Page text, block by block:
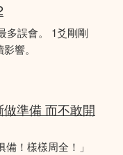
多誤會。 1爻剛剛
響。
準備 而不敢開
！樣樣周全！」